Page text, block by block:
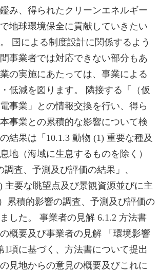
み、得られたクリーンエネルギー
地球環境保全に貢献していきたい
国による制度設計に関係するよう
事業者では対応できない部分もあ
の実施にあたっては、事業による
低減を図ります。 隣接する「（仮
事業」との情報交換を行い、得ら
事業との累積的な影響について検
結果は「10.1.3 動物 (1) 重要な種及
地（海域に生息するものを除く）
査、予測及び評価の結果」、
主要な眺望点及び景観資源並びに主
累積的影響の調査、予測及び評価の
した。 事業者の見解 6.1.2 方法書
概要及び事業者の見解 「環境影響
1項に基づく、方法書について提出
見地からの意見の概要及びこれに